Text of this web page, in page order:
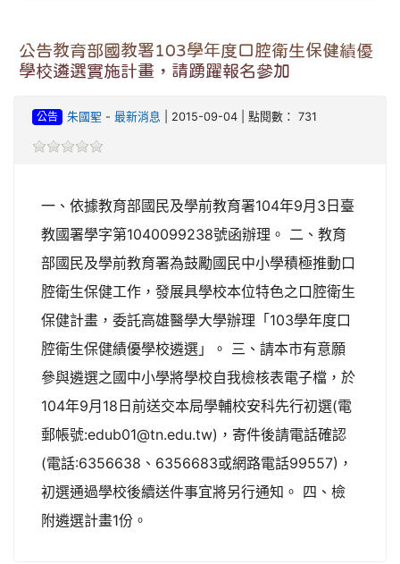
公告教育部國教署103學年度口腔衛生保健績優
學校遴選實施計畫，請踴躍報名參加
公告 朱國聖 - 最新消息 | 2015-09-04 | 點閱數： 731
一、依據教育部國民及學前教育署104年9月3日臺
教國署學字第1040099238號函辦理。 二、教育
部國民及學前教育署為鼓勵國民中小學積極推動口
腔衛生保健工作，發展具學校本位特色之口腔衛生
保健計畫，委託高雄醫學大學辦理「103學年度口
腔衛生保健績優學校遴選」。 三、請本市有意願
參與遴選之國中小學將學校自我檢核表電子檔，於
104年9月18日前送交本局學輔校安科先行初選(電
郵帳號:edub01@tn.edu.tw)，寄件後請電話確認
(電話:6356638、6356683或網路電話99557)，
初選通過學校後續送件事宜將另行通知。 四、檢
附遴選計畫1份。